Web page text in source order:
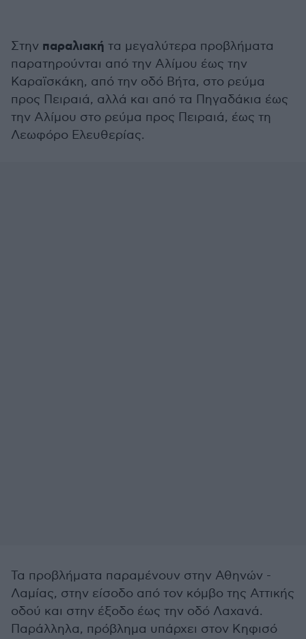
Στην παραλιακή τα μεγαλύτερα προβλήματα
παρατηρούνται από την Αλίμου έως την
Καραϊσκάκη, από την οδό Βήτα, στο ρεύμα
προς Πειραιά, αλλά και από τα Πηγαδάκια έως
την Αλίμου στο ρεύμα προς Πειραιά, έως τη
Λεωφόρο Ελευθερίας.
Τα προβλήματα παραμένουν στην Αθηνών -
Λαμίας, στην είσοδο από τον κόμβο της Αττικής
οδού και στην έξοδο έως την οδό Λαχανά.
Παράλληλα, πρόβλημα υπάρχει στον Κηφισό